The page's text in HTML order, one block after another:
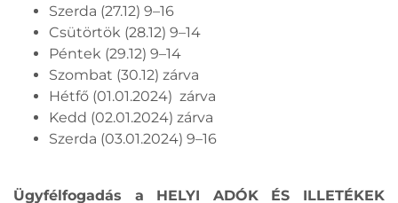
Szerda (27.12) 9–16
Csütörtök (28.12) 9–14
Péntek (29.12) 9–14
Szombat (30.12) zárva
Hétfő (01.01.2024) zárva
Kedd (02.01.2024) zárva
Szerda (03.01.2024) 9–16
Ügyfélfogadás a HELYI ADÓK ÉS ILLETÉKEK